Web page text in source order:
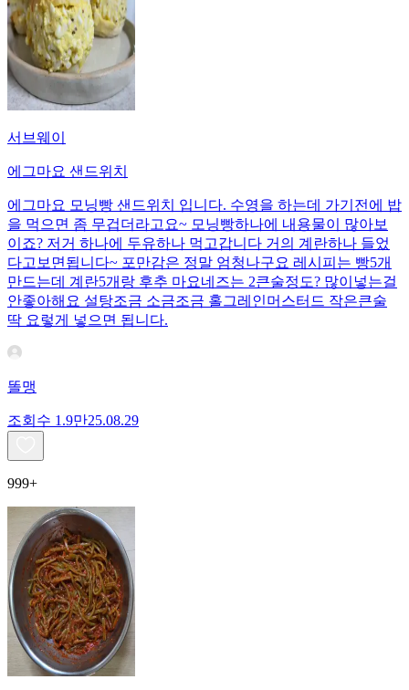
서브웨이
에그마요 샌드위치
에그마요 모닝빵 샌드위치 입니다. 수영을 하는데 가기전에 밥
을 먹으면 좀 무겁더라고요~ 모닝빵하나에 내용물이 많아보
이죠? 저거 하나에 두유하나 먹고갑니다 거의 계란하나 들었
다고보면됩니다~ 포만감은 정말 엄청나구요 레시피는 빵5개
만드는데 계란5개랑 후추 마요네즈는 2큰술정도? 많이넣는걸
안좋아해요 설탕조금 소금조금 홀그레인머스터드 작은큰술
딱 요렇게 넣으면 됩니다.
똘맹
조회수 1.9만25.08.29
999+